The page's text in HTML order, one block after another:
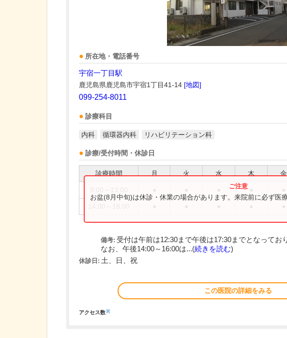
所在地・電話番号
宇宿一丁目駅
鹿児島県鹿児島市宇宿1丁目41-14 [地図]
099-254-8011
診療科目
内科 循環器内科 リハビリテーション科
診療/受付時間・休診日
診療時間 月 火 水 木 金
お盆(8月中旬)は休診・休業の場合があります。来院前に必ず医
備考: 受付は午前は12:30まで午後は17:30までとなってお
なお、午後14:00～16:00は...(続きを読む)
休診日: 土、日、祝
この医院の詳細をみる
アクセス数※